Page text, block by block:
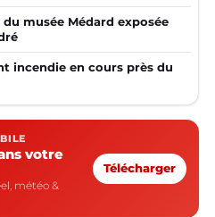
musée Médard exposée
incendie en cours près du
votre
météo &
Télécharger